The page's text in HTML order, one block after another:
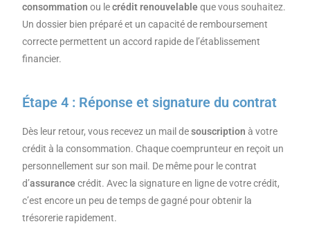
consommation ou lecrédit renouvelable que vous souhaitez.
Un dossier bien préparé et un capacité de remboursement
correcte permettent un accord rapide de l’établissement
financier.
Étape 4 : Réponse et signature du contrat
Dès leur retour, vous recevez un mail desouscription à votre
crédit à la consommation. Chaque coemprunteur en reçoit un
personnellement sur son mail. De même pour le contrat
d’assurance crédit. Avec la signature en ligne de votre crédit,
c’est encore un peu de temps de gagné pour obtenir la
trésorerie rapidement.